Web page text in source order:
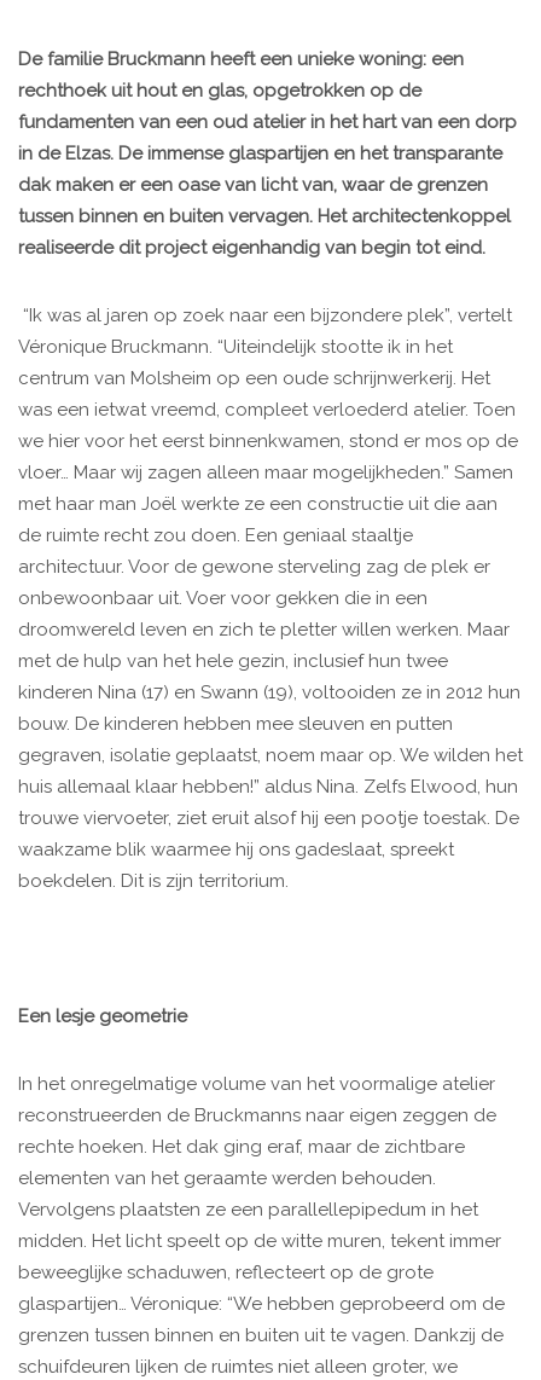
De familie Bruckmann heeft een unieke woning: een
rechthoek uit hout en glas, opgetrokken op de
fundamenten van een oud atelier in het hart van een dorp
in de Elzas. De immense glaspartijen en het transparante
dak maken er een oase van licht van, waar de grenzen
tussen binnen en buiten vervagen. Het architectenkoppel
realiseerde dit project eigenhandig van begin tot eind.
“Ik was al jaren op zoek naar een bijzondere plek”, vertelt
Véronique Bruckmann. “Uiteindelijk stootte ik in het
centrum van Molsheim op een oude schrijnwerkerij. Het
was een ietwat vreemd, compleet verloederd atelier. Toen
we hier voor het eerst binnenkwamen, stond er mos op de
vloer… Maar wij zagen alleen maar mogelijkheden.” Samen
met haar man Joël werkte ze een constructie uit die aan
de ruimte recht zou doen. Een geniaal staaltje
architectuur. Voor de gewone sterveling zag de plek er
onbewoonbaar uit. Voer voor gekken die in een
droomwereld leven en zich te pletter willen werken. Maar
met de hulp van het hele gezin, inclusief hun twee
kinderen Nina (17) en Swann (19), voltooiden ze in 2012 hun
bouw. De kinderen hebben mee sleuven en putten
gegraven, isolatie geplaatst, noem maar op. We wilden het
huis allemaal klaar hebben!” aldus Nina. Zelfs Elwood, hun
trouwe viervoeter, ziet eruit alsof hij een pootje toestak. De
waakzame blik waarmee hij ons gadeslaat, spreekt
boekdelen. Dit is zijn territorium.
Een lesje geometrie
In het onregelmatige volume van het voormalige atelier
reconstrueerden de Bruckmanns naar eigen zeggen de
rechte hoeken. Het dak ging eraf, maar de zichtbare
elementen van het geraamte werden behouden.
Vervolgens plaatsten ze een parallellepipedum in het
midden. Het licht speelt op de witte muren, tekent immer
beweeglijke schaduwen, reflecteert op de grote
glaspartijen… Véronique: “We hebben geprobeerd om de
grenzen tussen binnen en buiten uit te vagen. Dankzij de
schuifdeuren lijken de ruimtes niet alleen groter, we